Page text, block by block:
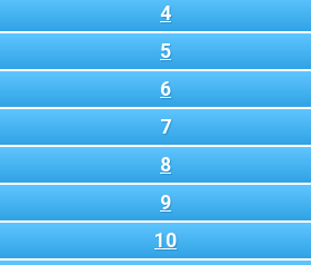
4
5
6
7
8
9
10